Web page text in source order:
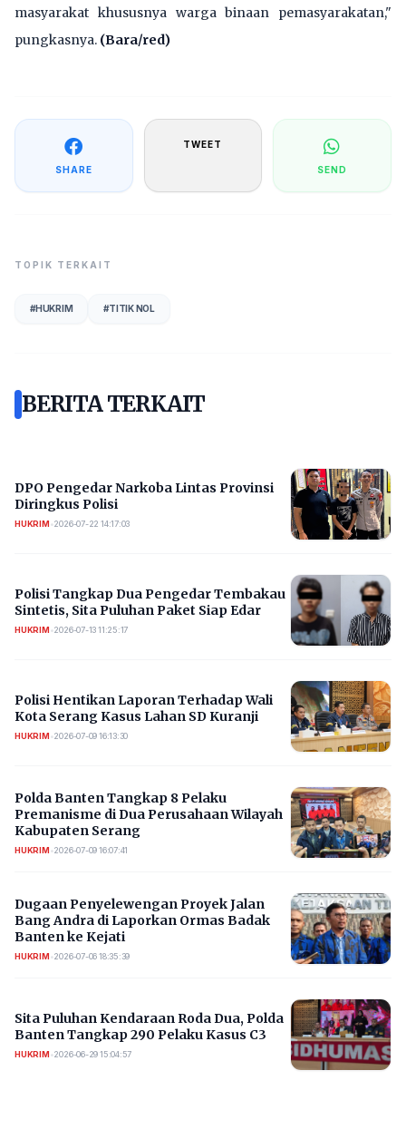
masyarakat khususnya warga binaan pemasyarakatan,"
pungkasnya. (Bara/red)
SHARE
TWEET
SEND
TOPIK TERKAIT
#HUKRIM #TITIK NOL
BERITA TERKAIT
DPO Pengedar Narkoba Lintas Provinsi
Diringkus Polisi
HUKRIM•2026-07-22 14:17:03
Polisi Tangkap Dua Pengedar Tembakau
Sintetis, Sita Puluhan Paket Siap Edar
HUKRIM•2026-07-13 11:25:17
Polisi Hentikan Laporan Terhadap Wali
Kota Serang Kasus Lahan SD Kuranji
HUKRIM•2026-07-09 16:13:30
Polda Banten Tangkap 8 Pelaku
Premanisme di Dua Perusahaan Wilayah
Kabupaten Serang
HUKRIM•2026-07-09 16:07:41
Dugaan Penyelewengan Proyek Jalan
Bang Andra di Laporkan Ormas Badak
Banten ke Kejati
HUKRIM•2026-07-06 18:35:39
Sita Puluhan Kendaraan Roda Dua, Polda
Banten Tangkap 290 Pelaku Kasus C3
HUKRIM•2026-06-29 15:04:57